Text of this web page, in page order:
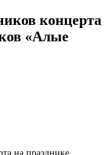
концерта
«Алые